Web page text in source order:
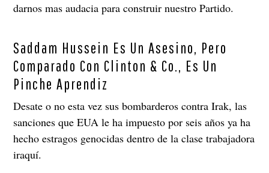
darnos mas audacia para construir nuestro Partido.
Saddam Hussein Es Un Asesino, Pero
Comparado Con Clinton & Co., Es Un
Pinche Aprendiz
Desate o no esta vez sus bombarderos contra Irak, las
sanciones que EUA le ha impuesto por seis años ya ha
hecho estragos genocidas dentro de la clase trabajadora
iraquí.